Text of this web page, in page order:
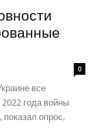
0
все
года войны
опрос,